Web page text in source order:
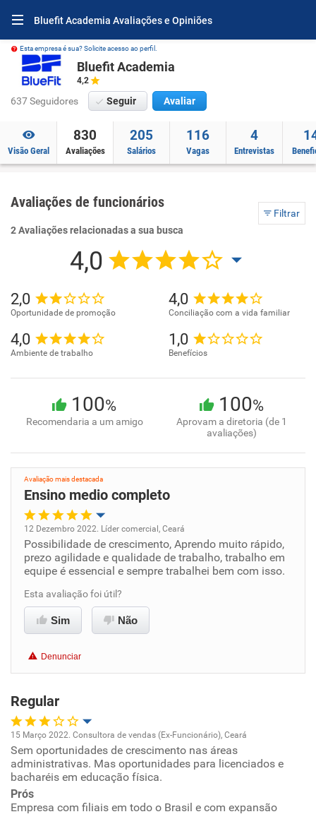
Bluefit Academia Avaliações e Opiniões
Esta empresa é sua? Solicite acesso ao perfil.
Bluefit Academia
4,2
637 Seguidores Seguir Avaliar
Visão Geral
830
Avaliações
205
Salários
116
Vagas
4
Entrevistas
Avaliações de funcionários
Filtrar
2 Avaliações relacionadas a sua busca
4,0
2,0
Oportunidade de promoção
4,0
Conciliação com a vida familiar
4,0
Ambiente de trabalho
1,0
Benefícios
100%
Recomendaria a um amigo
100%
Aprovam a diretoria (de 1
avaliações)
Avaliação mais destacada
Ensino medio completo
Oportunidade de promoção
Ambiente de trabalho
Conciliação com a vida familiar
12 Dezembro 2022. Líder comercial, Ceará
Possibilidade de crescimento, Aprendo muito rápido,
prezo agilidade e qualidade de trabalho, trabalho em
equipe é essencial e sempre trabalhei bem com isso.
Esta avaliação foi útil?
Sim Não
Denunciar
Regular
Oportunidade de promoção
Ambiente de trabalho
15 Março 2022. Consultora de vendas (Ex-Funcionário), Ceará
Sem oportunidades de crescimento nas áreas
administrativas. Mas oportunidades para licenciados e
bacharéis em educação física.
Prós
Empresa com filiais em todo o Brasil e com expansão